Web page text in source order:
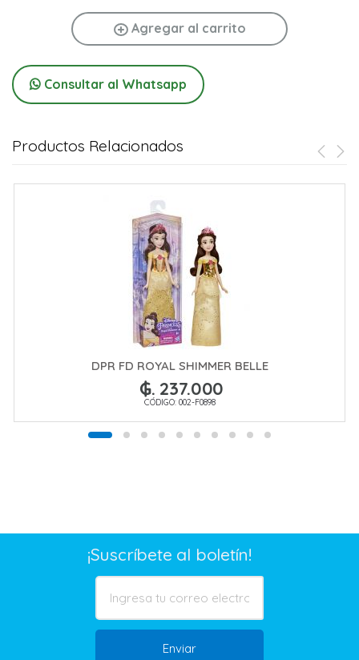
Agregar al carrito
Consultar al Whatsapp
Productos Relacionados
DPR FD ROYAL SHIMMER BELLE
₲. 237.000
CÓDIGO: 002-F0898
¡Suscríbete al boletín!
Enviar